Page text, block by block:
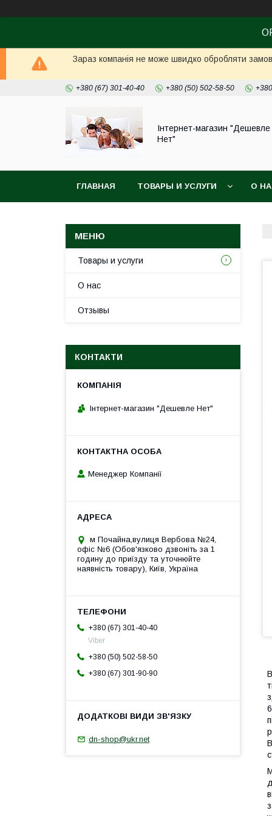
Зараз компанія не може швидко обробляти
+380 (67) 301-40-40 +380 (50) 502-58-50
Інтернет-магазин "Дешевле
Нет"
ГЛАВНАЯ ТОВАРЫ И УСЛУГИ О
Товары и услуги
О нас
Отзывы
КОНТАКТИ
Інтернет-магазин "Дешевле Нет"
Менеджер Компанії
м Почайна,вулиця Вербова №24,
офіс №6 (Обов'язково дзвоніть за 1
годину до приїзду та уточнюйте
наявність товару), Київ, Україна
+380 (67) 301-40-40
Viber
+380 (50) 502-58-50
+380 (67) 301-90-90
dn-shop@ukr.net